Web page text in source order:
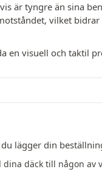
är tyngre än sina
vilket
en visuell och taktil
lägger din
dina däck till någon av